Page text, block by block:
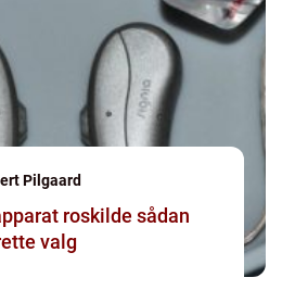
Pilgaard
roskilde sådan
valg